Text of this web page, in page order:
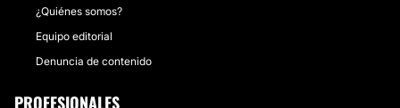
¿Quiénes somos?
Equipo editorial
Denuncia de contenido
PROFESIONALES